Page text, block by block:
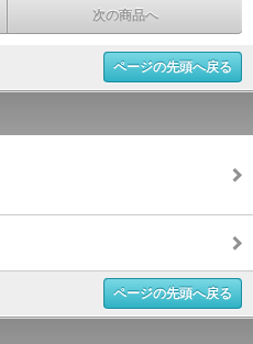
次の商品へ
ページの先頭へ戻る
ページの先頭へ戻る